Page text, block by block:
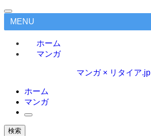
MENU
ホーム
マンガ
マンガ × リタイア.jp
ホーム
マンガ
検索